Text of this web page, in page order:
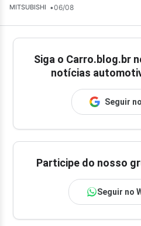
MITSUBISHI •06/08
Siga o Carro.blog.br
notícias
Seguir
Participe do nosso
Seguir no